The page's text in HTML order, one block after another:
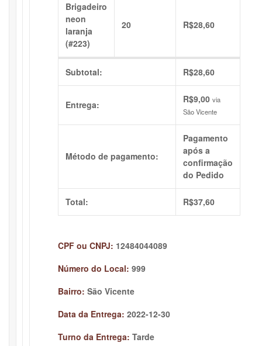
Brigadeiro
neon
laranja
(#223)
20 R$28,60
Subtotal: R$28,60
Entrega: R$9,00 via
São Vicente
Método de pagamento:
Pagamento
após a
confirmação
do Pedido
Total: R$37,60
CPF ou CNPJ: 12484044089
Número do Local: 999
Bairro: São Vicente
Data da Entrega: 2022-12-30
Turno da Entrega: Tarde